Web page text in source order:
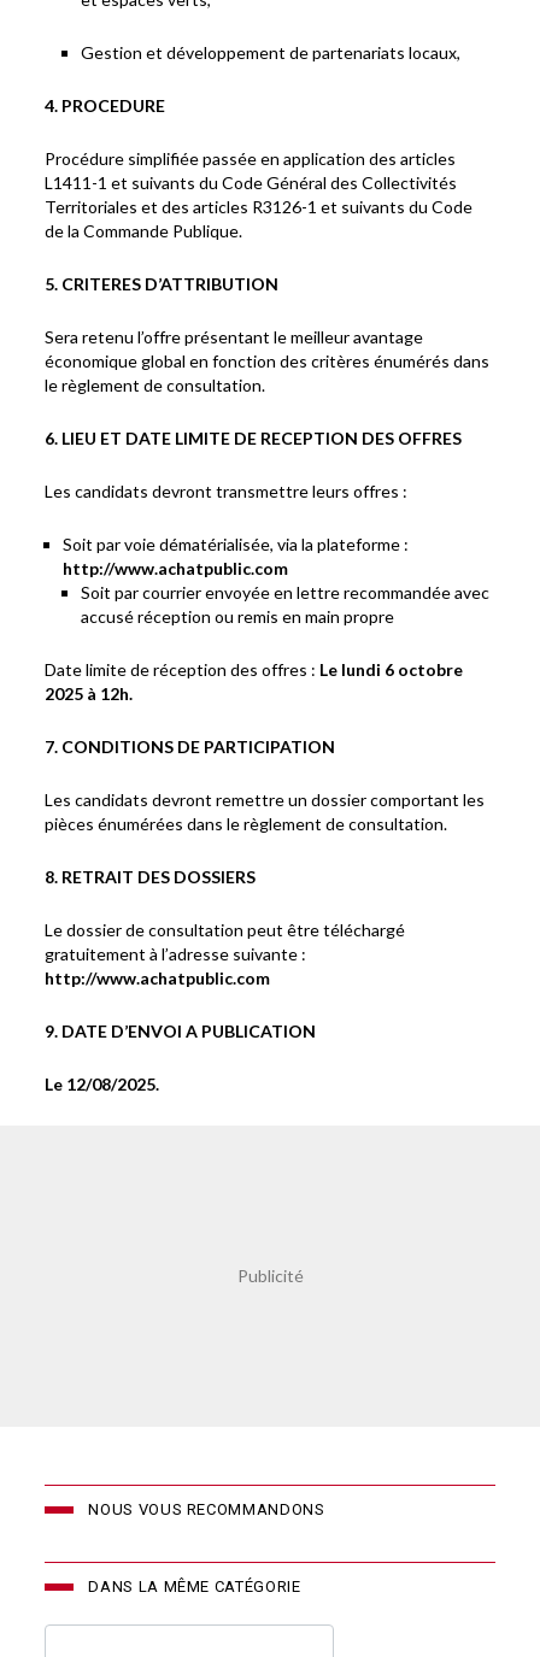
Gestion et développement de partenariats locaux,
4. PROCEDURE
Procédure simplifiée passée en application des articles
L1411-1 et suivants du Code Général des Collectivités
Territoriales et des articles R3126-1 et suivants du Code
de la Commande Publique.
5. CRITERES D’ATTRIBUTION
Sera retenu l’offre présentant le meilleur avantage
économique global en fonction des critères énumérés dans
le règlement de consultation.
6. LIEU ET DATE LIMITE DE RECEPTION DES OFFRES
Les candidats devront transmettre leurs offres :
Soit par voie dématérialisée, via la plateforme :
http://www.achatpublic.com
Soit par courrier envoyée en lettre recommandée avec
accusé réception ou remis en main propre
Date limite de réception des offres : Le lundi 6 octobre
2025 à 12h.
7. CONDITIONS DE PARTICIPATION
Les candidats devront remettre un dossier comportant les
pièces énumérées dans le règlement de consultation.
8. RETRAIT DES DOSSIERS
Le dossier de consultation peut être téléchargé
gratuitement à l’adresse suivante :
http://www.achatpublic.com
9. DATE D’ENVOI A PUBLICATION
Le 12/08/2025.
NOUS VOUS RECOMMANDONS
DANS LA MÊME CATÉGORIE